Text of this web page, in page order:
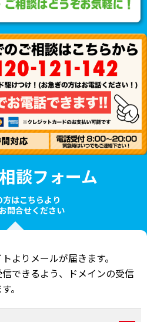
談フォーム
方はこちらより
問合せください
よりメールが届きます。
できるよう、ドメインの受信
。